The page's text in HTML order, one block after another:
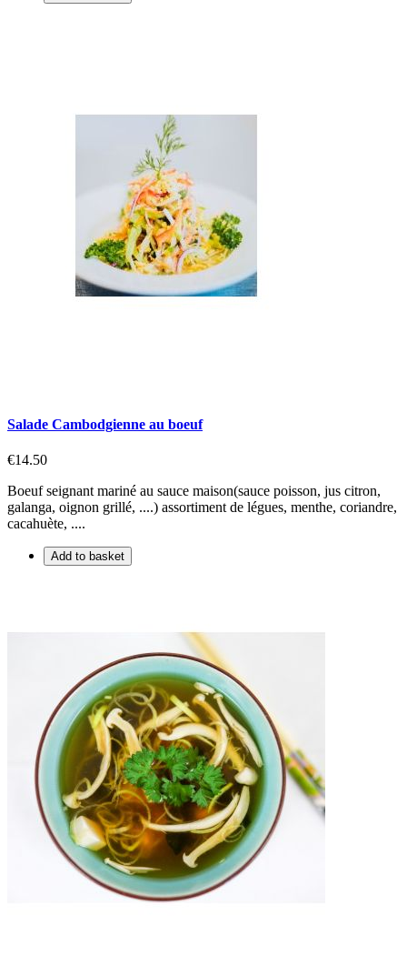
Salade Cambodgienne au boeuf
€14.50
Boeuf seignant mariné au sauce maison(sauce poisson, jus citron,
galanga, oignon grillé, ....) assortiment de légues, menthe, coriandre,
cacahuète, ....
Add to basket